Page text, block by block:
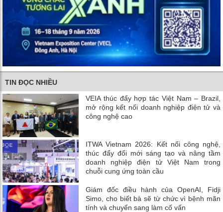
TIN ĐỌC NHIỀU
VEIA thúc đẩy hợp tác Việt Nam – Brazil,
mở rộng kết nối doanh nghiệp điện tử và
công nghệ cao
ITWA Vietnam 2026: Kết nối công nghệ,
thúc đẩy đổi mới sáng tạo và nâng tầm
doanh nghiệp điện tử Việt Nam trong
chuỗi cung ứng toàn cầu
Giám đốc điều hành của OpenAI, Fidji
Simo, cho biết bà sẽ từ chức vì bệnh mãn
tính và chuyển sang làm cố vấn